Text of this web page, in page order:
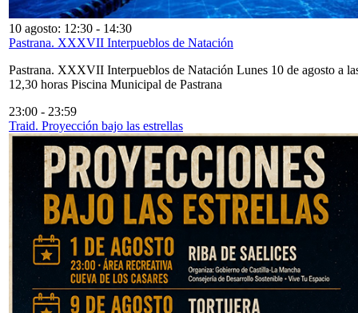
10 agosto: 12:30 - 14:30
Pastrana. XXXVII Interpueblos de Natación
Pastrana. XXXVII Interpueblos de Natación Lunes 10 de agosto a
12,30 horas Piscina Municipal de Pastrana
23:00 - 23:59
Traid. Proyección bajo las estrellas